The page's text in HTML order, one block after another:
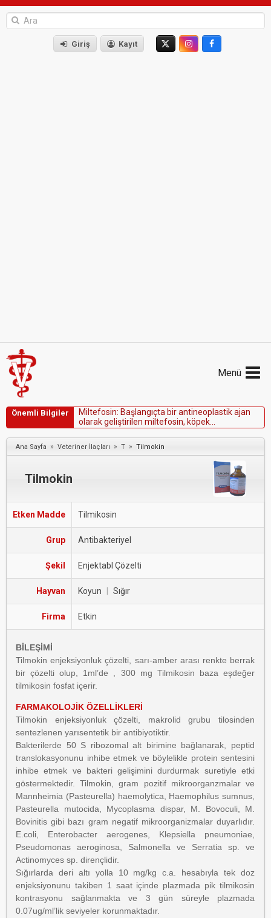
Giriş Kayıt
Menü
Önemli Bilgiler Mi tefosin: Başangıçta birantineop astikajan
o arakge iştiri en mi tefosin, köpek
leishmaniasisinitedavietmekiçintekbaşına
veyaallopurinolilebirliktekullanılabilir.
Ana Sayfa » Veteriner İlaçları » T » Tilmokin
Tilmokin
Etken Madde Tilmikosin
Grup Antibakteriyel
Şekil Enjektabl Çözelti
Hayvan Koyun Sığır
Firma Etkin
BİLEŞİMİ
Tilmokin enjeksiyonluk çözelti, sarı-amber arası renkte berrak
bir çözelti olup, 1ml’de , 300 mg Tilmikosin baza eşdeğer
tilmikosin fosfat içerir.
FARMAKOLOJİK ÖZELLİKLERİ
Tilmokin enjeksiyonluk çözelti, makrolid grubu tilosinden
sentezlenen yarısentetik bir antibiyotiktir.
Bakterilerde 50 S ribozomal alt birimine bağlanarak, peptid
translokasyonunu inhibe etmek ve böylelikle protein sentesini
inhibe etmek ve bakteri gelişimini durdurmak suretiyle etki
göstermektedir. Tilmokin, gram pozitif mikroorganzmalar ve
Mannheimia (Pasteurella) haemolytica, Haemophilus sumnus,
Pasteurella mutocida, Mycoplasma dispar, M. Bovoculi, M.
Bovinitis gibi bazı gram negatif mikroorganizmalar duyarlıdır.
E.coli, Enterobacter aerogenes, Klepsiella pneumoniae,
Pseudomonas aeroginosa, Salmonella ve Serratia sp. ve
Actinomyces sp. dirençlidir.
Sığırlarda deri altı yolla 10 mg/kg c.a. hesabıyla tek doz
enjeksiyonunu takiben 1 saat içinde plazmada pik tilmikosin
kontrasyonu sağlanmakta ve 3 gün süreyle plazmada
0.07ug/ml’lik seviyeler korunmaktadır.